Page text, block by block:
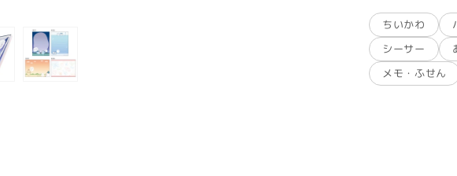
ちいかわ
シーサー
メモ・ふせん